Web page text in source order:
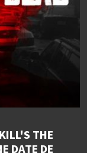
THE
DATE DE